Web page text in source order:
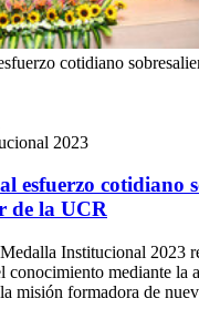
cotidiano
2023
esfuerzo cotidiano
de la UCR
Institucional 2023
conocimiento mediante la
misión formadora de